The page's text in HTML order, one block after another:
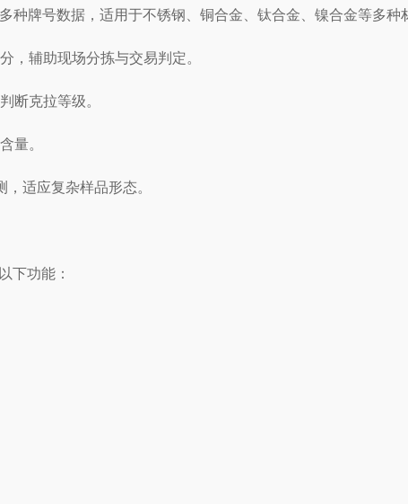
牌号数据，适用于不锈钢、铜合金、钛合金、镍合金等多种
，辅助现场分拣与交易判定。
断克拉等级。
量。
适应复杂样品形态。
下功能：